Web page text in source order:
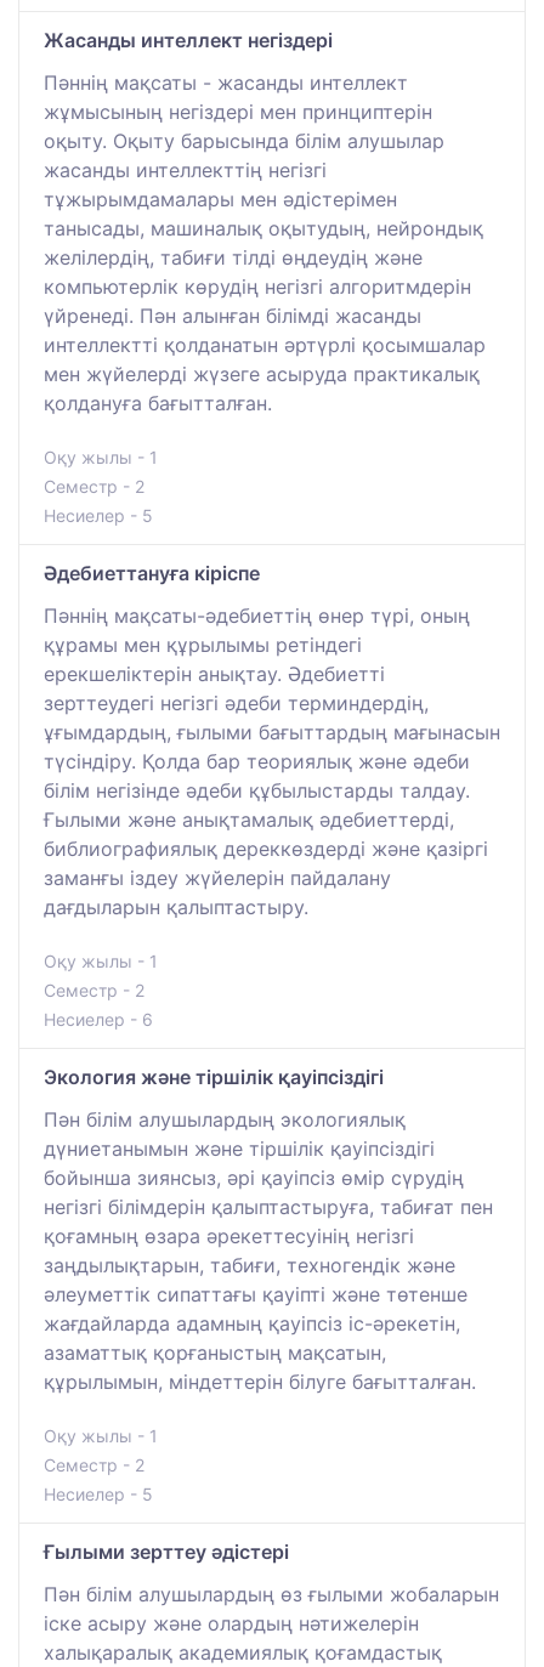
Жасанды интеллект негіздері
Пәннің мақсаты - жасанды интеллект
жұмысының негіздері мен принциптерін
оқыту. Оқыту барысында білім алушылар
жасанды интеллекттің негізгі
тұжырымдамалары мен әдістерімен
танысады, машиналық оқытудың, нейрондық
желілердің, табиғи тілді өңдеудің және
компьютерлік көрудің негізгі алгоритмдерін
үйренеді. Пән алынған білімді жасанды
интеллектті қолданатын әртүрлі қосымшалар
мен жүйелерді жүзеге асыруда практикалық
қолдануға бағытталған.
Оқу жылы - 1
Семестр - 2
Несиелер - 5
Әдебиеттануға кіріспе
Пәннің мақсаты-әдебиеттің өнер түрі, оның
құрамы мен құрылымы ретіндегі
ерекшеліктерін анықтау. Әдебиетті
зерттеудегі негізгі әдеби терминдердің,
ұғымдардың, ғылыми бағыттардың мағынасын
түсіндіру. Қолда бар теориялық және әдеби
білім негізінде әдеби құбылыстарды талдау.
Ғылыми және анықтамалық әдебиеттерді,
библиографиялық дереккөздерді және қазіргі
заманғы іздеу жүйелерін пайдалану
дағдыларын қалыптастыру.
Оқу жылы - 1
Семестр - 2
Несиелер - 6
Экология және тіршілік қауіпсіздігі
Пән білім алушылардың экологиялық
дүниетанымын және тіршілік қауіпсіздігі
бойынша зиянсыз, әрі қауіпсіз өмір сүрудің
негізгі білімдерін қалыптастыруға, табиғат пен
қоғамның өзара әрекеттесуінің негізгі
заңдылықтарын, табиғи, техногендік және
әлеуметтік сипаттағы қауіпті және төтенше
жағдайларда адамның қауіпсіз іс-әрекетін,
азаматтық қорғаныстың мақсатын,
құрылымын, міндеттерін білуге бағытталған.
Оқу жылы - 1
Семестр - 2
Несиелер - 5
Ғылыми зерттеу әдістері
Пән білім алушылардың өз ғылыми жобаларын
іске асыру және олардың нәтижелерін
халықаралық академиялық қоғамдастық